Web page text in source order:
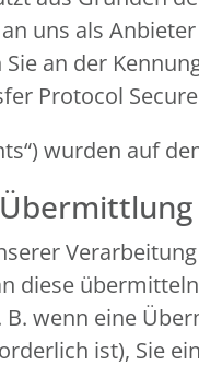
uns als
an der
Protocol
wurden auf
diese
B. wenn eine
ist), Sie